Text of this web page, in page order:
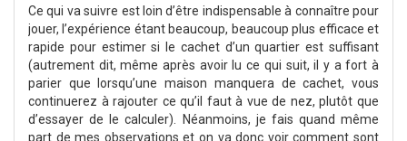
Ce qui va suivre est loin d’être indispensable à connaître pour
jouer, l’expérience étant beaucoup, beaucoup plus efficace et
rapide pour estimer si le cachet d’un quartier est suffisant
(autrement dit, même après avoir lu ce qui suit, il y a fort à
parier que lorsqu’une maison manquera de cachet, vous
continuerez à rajouter ce qu’il faut à vue de nez, plutôt que
d’essayer de le calculer). Néanmoins, je fais quand même
part de mes observations et on va donc voir comment sont